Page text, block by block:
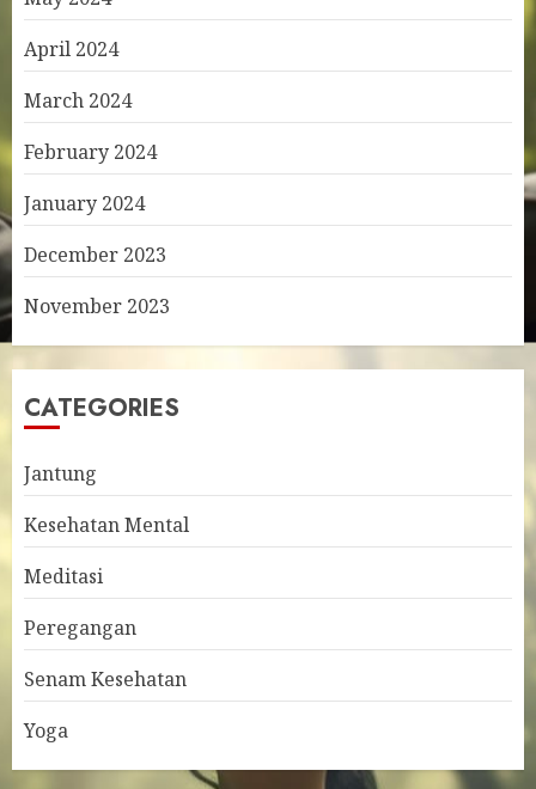
April 2024
March 2024
February 2024
January 2024
December 2023
November 2023
CATEGORIES
Jantung
Kesehatan Mental
Meditasi
Peregangan
Senam Kesehatan
Yoga